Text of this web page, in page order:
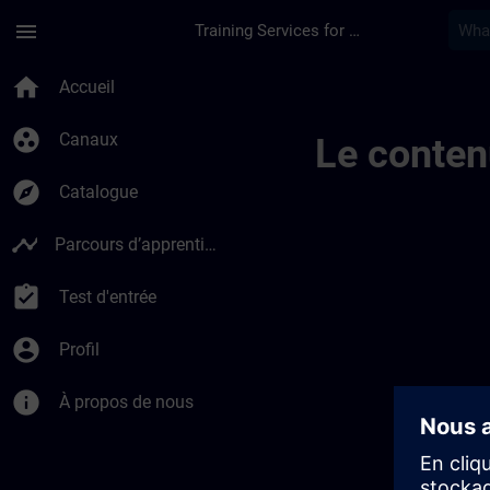
menu Training Services for Digital Industries
home Accueil
group_work Canaux
explore Catalogue
timeline Parcours d’apprentissage
assignment_turned_in Test d'entrée
account_circle Profil
info À propos de nous
Le